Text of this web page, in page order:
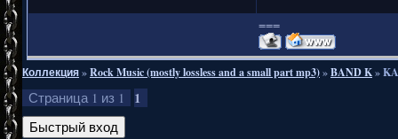
===
Коллекция»Rock Music (mostly lossless and a small part mp3)»BAND K»
Страница 1 из 1 1